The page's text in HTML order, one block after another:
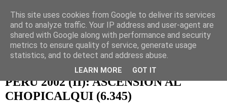
Naturaleza, ocio activo y
viajes
PERÚ 2002 (II): ASCENSIÓN AL
CHOPICALQUI (6.345)
This site uses cookies from Google to deliver its services
and to analyze traffic. Your IP address and user-agent are
shared with Google along with performance and security
metrics to ensure quality of service, generate usage
statistics, and to detect and address abuse.
LEARN MORE GOT IT